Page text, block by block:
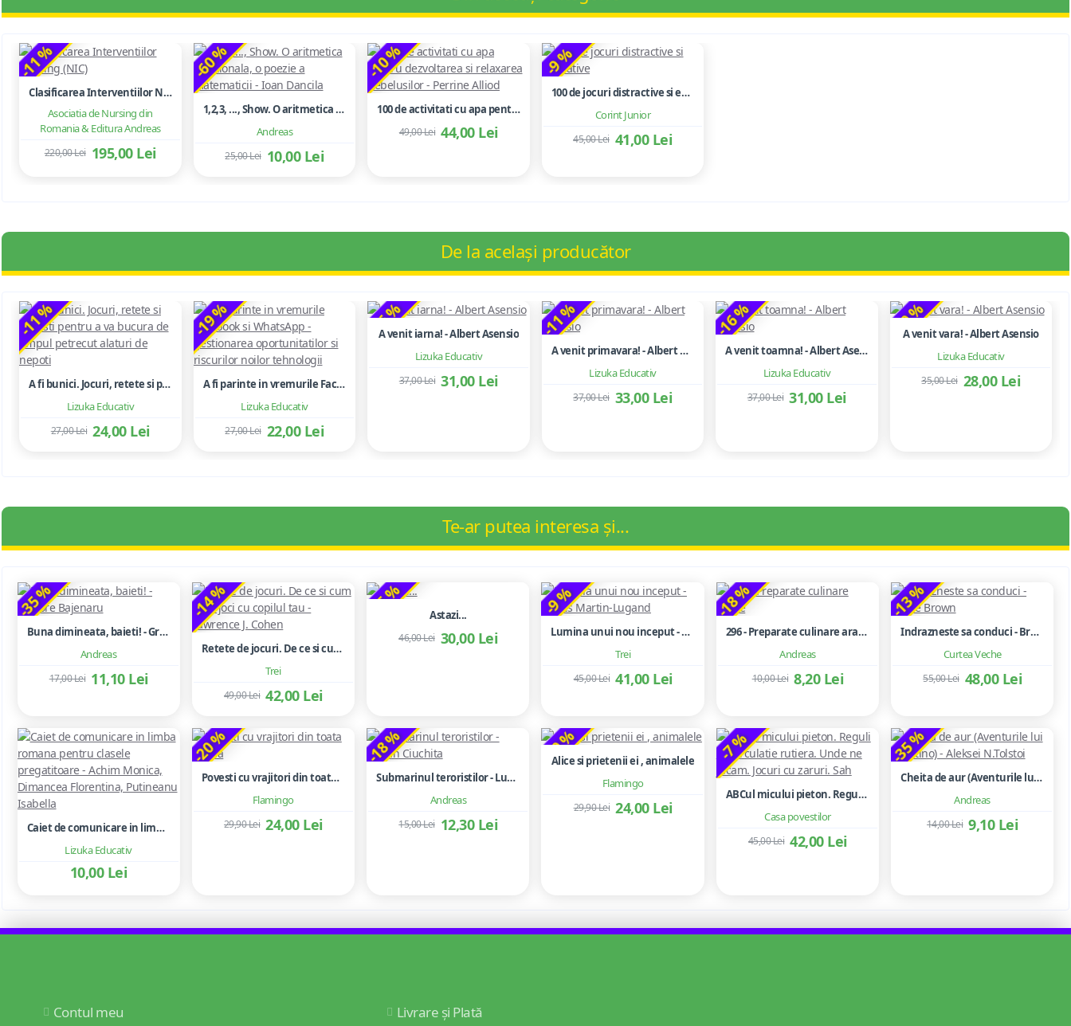
-11 %
Asociatia de Nursing din
Romania & Editura Andreas
Clasificarea Interventiilor Nursing (NIC)
195,00 Lei
220,00 Lei
-60 %
Andreas
1,2,3, ..., Show. O aritmetica emotionala, o poezie a matematicii - Ioan Dancila
10,00 Lei
25,00 Lei
-10 %
100 de activitati cu apa pentru dezvoltarea si relaxarea bebelusilor - Perrine Alliod
44,00 Lei
49,00 Lei
-9 %
Corint Junior
100 de jocuri distractive si educative
41,00 Lei
45,00 Lei
De la același producător
-11 %
Lizuka Educativ
A fi bunici. Jocuri, retete si povesti pentru a va bucura de timpul petrecut alaturi de nepoti
24,00 Lei
27,00 Lei
-19 %
Lizuka Educativ
A fi parinte in vremurile Facebook si WhatsApp - gestionarea oportunitatilor si riscurilor noilor tehnologii
22,00 Lei
27,00 Lei
-16 %
Lizuka Educativ
A venit iarna! - Albert Asensio
31,00 Lei
37,00 Lei
-11 %
Lizuka Educativ
A venit primavara! - Albert Asensio
33,00 Lei
37,00 Lei
-16 %
Lizuka Educativ
A venit toamna! - Albert Asensio
31,00 Lei
37,00 Lei
-20 %
Lizuka Educativ
A venit vara! - Albert Asensio
28,00 Lei
35,00 Lei
Te-ar putea interesa și...
-35 %
Andreas
Buna dimineata, baieti! - Grigore Bajenaru
11,10 Lei
17,00 Lei
-14 %
Trei
Retete de jocuri. De ce si cum sa te joci cu copilul tau - Lawrence J. Cohen
42,00 Lei
49,00 Lei
-35 % Astazi...
30,00 Lei
46,00 Lei
-9 %
Trei
Lumina unui nou inceput - Agnès Martin-Lugand
41,00 Lei
45,00 Lei
-18 %
Andreas
296 - Preparate culinare arabe
8,20 Lei
10,00 Lei
-13 %
Curtea Veche
Indrazneste sa conduci - Brene Brown
48,00 Lei
55,00 Lei
Lizuka Educativ
Caiet de comunicare in limba romana pentru clasele pregatitoare - Achim Monica, Dimancea Florentina, Putineanu Isabella
10,00 Lei
-20 %
Flamingo
Povesti cu vrajitori din toata lumea
24,00 Lei
29,90 Lei
-18 %
Andreas
Submarinul teroristilor - Lucian Ciuchita
12,30 Lei
15,00 Lei
-20 %
Flamingo
Alice si prietenii ei , animalele
24,00 Lei
29,90 Lei
-7 %
Casa povestilor
ABCul micului pieton. Reguli de circulatie rutiera. Unde ne jucam. Jocuri cu zaruri. Sah
42,00 Lei
45,00 Lei
-35 %
Andreas
Cheita de aur (Aventurile lui Buratino) - Aleksei N.Tolstoi
9,10 Lei
14,00 Lei
Contul meu
Livrare și Plată